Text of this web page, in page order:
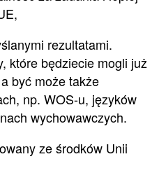
rezultatami.
które będziecie mogli już
być może także
np. WOS-u, języków
wychowawczych.
ze środków Unii